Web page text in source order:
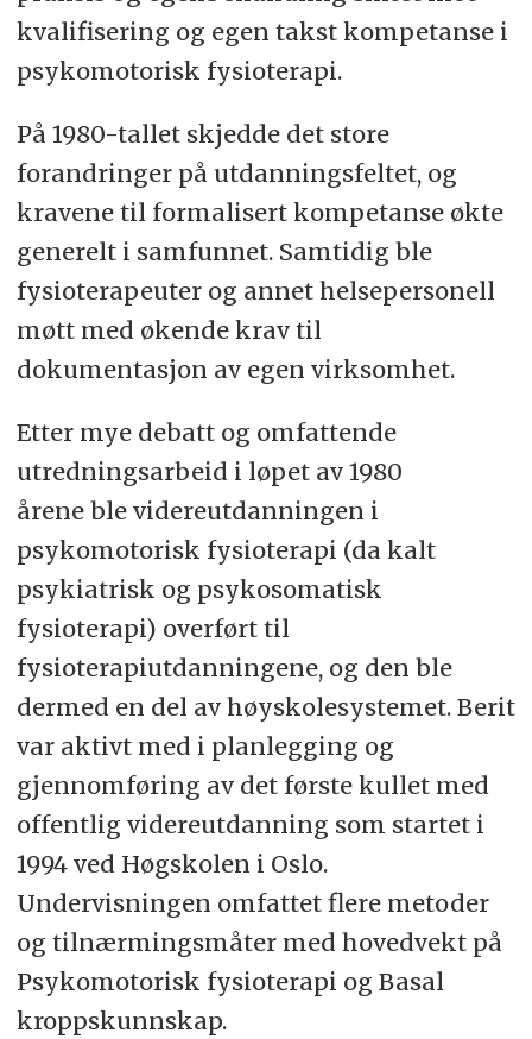
kvalifisering og egen takst kompetanse i
psykomotorisk fysioterapi.
På 1980-tallet skjedde det store
forandringer på utdanningsfeltet, og
kravene til formalisert kompetanse økte
generelt i samfunnet. Samtidig ble
fysioterapeuter og annet helsepersonell
møtt med økende krav til
dokumentasjon av egen virksomhet.
Etter mye debatt og omfattende
utredningsarbeid i løpet av 1980
årene ble videreutdanningen i
psykomotorisk fysioterapi (da kalt
psykiatrisk og psykosomatisk
fysioterapi) overført til
fysioterapiutdanningene, og den ble
dermed en del av høyskolesystemet. Berit
var aktivt med i planlegging og
gjennomføring av det første kullet med
offentlig videreutdanning som startet i
1994 ved Høgskolen i Oslo.
Undervisningen omfattet flere metoder
og tilnærmingsmåter med hovedvekt på
Psykomotorisk fysioterapi og Basal
kroppskunnskap.